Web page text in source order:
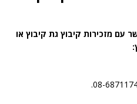
עם מזכירות קיבוץ גת קיבוץ או
08-